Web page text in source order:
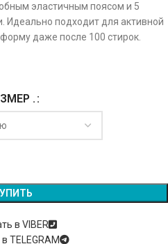
эластичным поясом и 5
подходит для активной
даже после 100 стирок.
.
Alternative:
в VIBER
TELEGRAM